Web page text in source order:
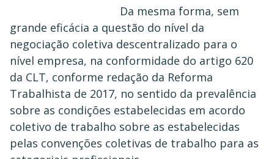
Da mesma forma, sem
grande eficácia a questão do nível da
negociação coletiva descentralizado para o
nível empresa, na conformidade do artigo 620
da CLT, conforme redação da Reforma
Trabalhista de 2017, no sentido da prevalência
sobre as condições estabelecidas em acordo
coletivo de trabalho sobre as estabelecidas
pelas convenções coletivas de trabalho para as